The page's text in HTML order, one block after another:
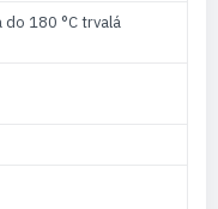
180 °C trvalá